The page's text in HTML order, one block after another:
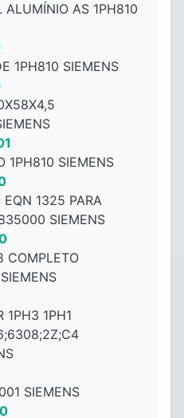
ALUMÍNIO AS 1PH810
1PH810 SIEMENS
1PH810 SIEMENS
EQN 1325 PARA
SIEMENS
COMPLETO
1PH3 1PH1
SIEMENS